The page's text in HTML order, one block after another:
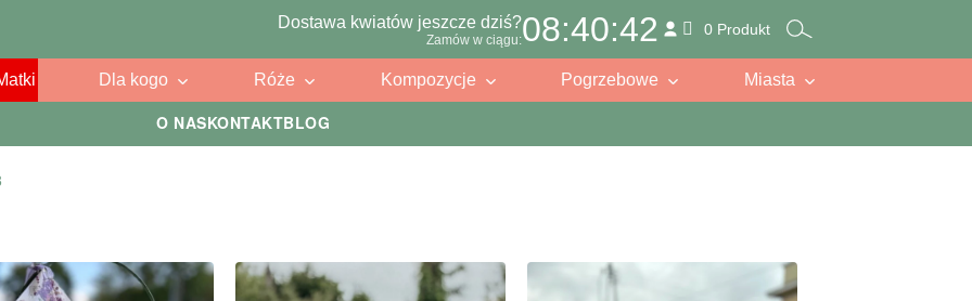
O NASKONTAKTBLOG
Dostawa kwiatów jeszcze dziś?
Zamów w ciągu:08:40:41 0 Produkt
Dla kogo Róże Kompozycje Pogrzebowe Miasta